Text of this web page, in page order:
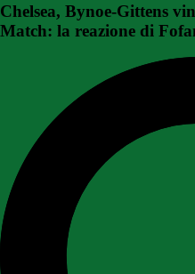
Chelsea, Bynoe-Gittens
Match: la reazione di